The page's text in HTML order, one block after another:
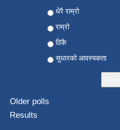
Choices
धेरै राम्रो
राम्रो
ठिकै
सुधारको आवस्यकता
Older polls
Results